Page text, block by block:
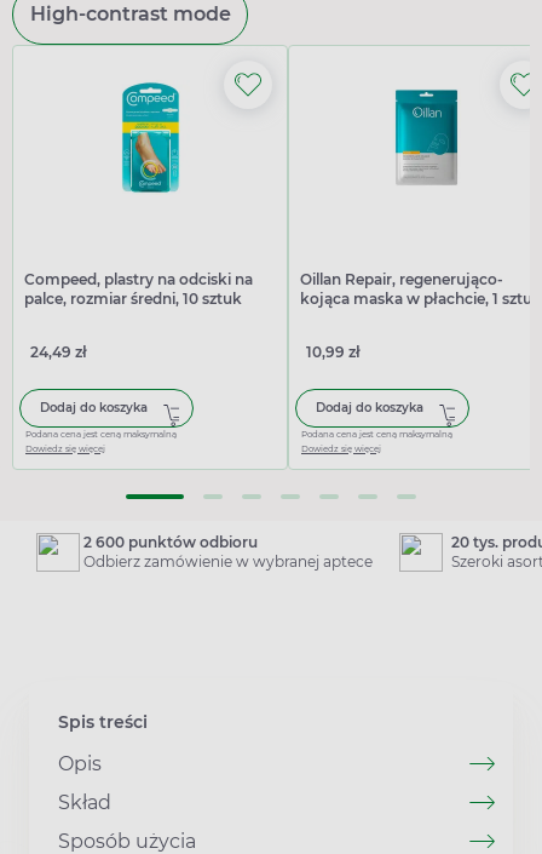
High-contrast mode
Compeed, plastry na odciski na
palce, rozmiar średni, 10 sztuk
24,49 zł
Dodaj do koszyka
Podana cena jest ceną maksymalną
Dowiedz się więcej
Oillan Repair, regenerująco-
kojąca maska w płachcie, 1
10,99 zł
Dodaj do koszyka
Podana cena jest ceną maksymalną
Dowiedz się więcej
2 600 punktów odbioru
Odbierz zamówienie w wybranej aptece
20 tys.
Szeroki
Spis treści
Opis
Skład
Sposób użycia